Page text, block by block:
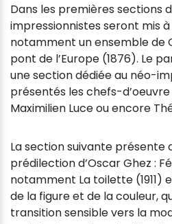
Dans les premières sections
impressionnistes seront mis à
notamment un ensemble de
pont de l’Europe (1876). Le
une section dédiée au néo-
présentés les chefs-d’oeuvre
Maximilien Luce ou encore
La section suivante présente
prédilection d’Oscar Ghez :
notamment La toilette (1911)
de la figure et de la couleur,
transition sensible vers la